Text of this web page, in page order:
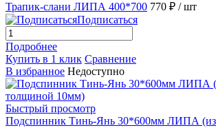
Трапик-слани ЛИПА 400*700 770 ₽ / шт
Подписаться
Подробнее
Купить в 1 клик Сравнение
В избранное Недоступно
Быстрый просмотр
Подспинник Тинь-Янь 30*600мм ЛИПА (из